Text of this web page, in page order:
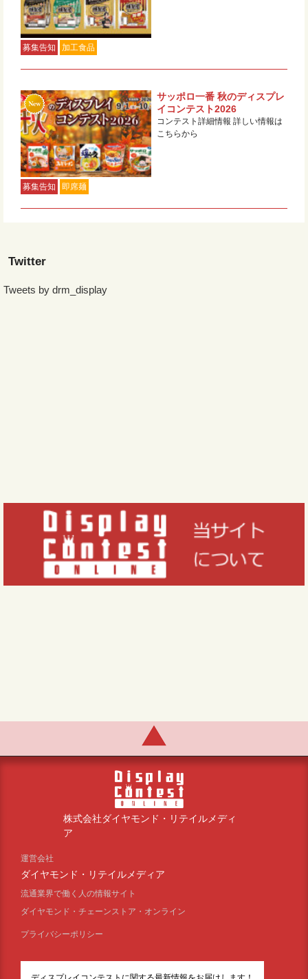
募集告知 加工食品
募集告知 即席麺
サッポロ一番 秋のディスプレ
イコンテスト2026
コンテスト詳細情報 詳しい情報は
こちらから
Twitter
Tweets by drm_display
株式会社ダイヤモンド・リテイルメディ
ア
運営会社
ダイヤモンド・リテイルメディア
流通業界で働く人の情報サイト
ダイヤモンド・チェーンストア・オンライン
プライバシーポリシー